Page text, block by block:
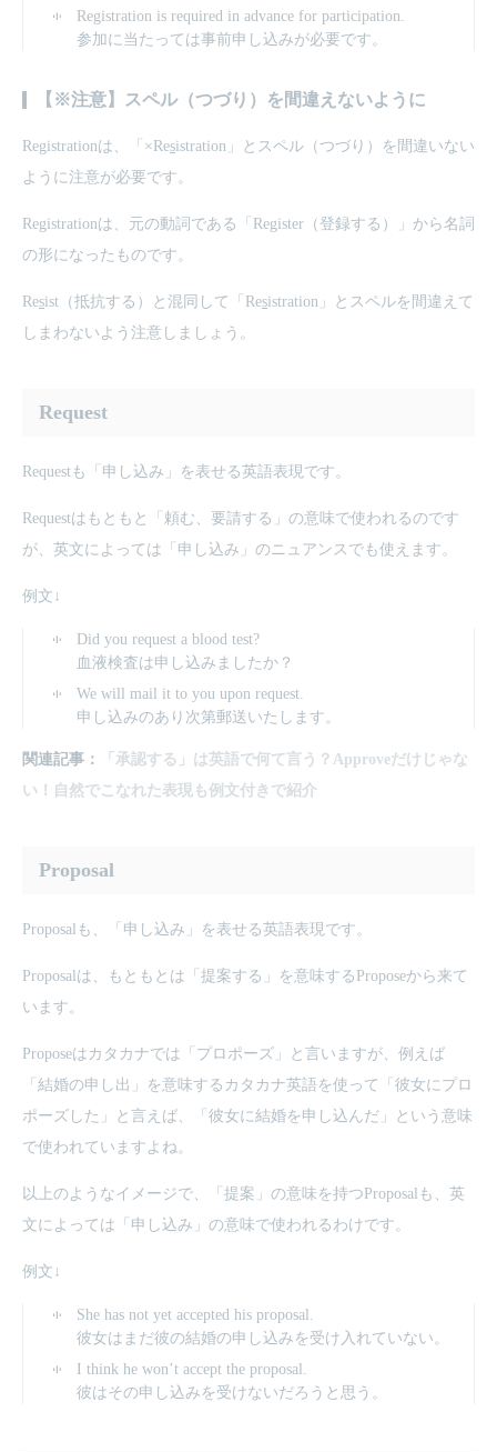
Registration is required in advance for participation.
参加に当たっては事前申し込みが必要です。
【※注意】スペル（つづり）を間違えないように
Registrationは、「×Resistration」とスペル（つづり）を間違いない
ように注意が必要です。
Registrationは、元の動詞である「Register（登録する）」から名詞
の形になったものです。
Resist（抵抗する）と混同して「Resistration」とスペルを間違えて
しまわないよう注意しましょう。
Request
Requestも「申し込み」を表せる英語表現です。
Requestはもともと「頼む、要請する」の意味で使われるのです
が、英文によっては「申し込み」のニュアンスでも使えます。
例文↓
Did you request a blood test?
血液検査は申し込みましたか？
We will mail it to you upon request.
申し込みのあり次第郵送いたします。
関連記事：
「承認する」は英語で何て言う？Approveだけじゃな
い！自然でこなれた表現も例文付きで紹介
Proposal
Proposalも、「申し込み」を表せる英語表現です。
Proposalは、もともとは「提案する」を意味するProposeから来て
います。
Proposeはカタカナでは「プロポーズ」と言いますが、例えば
「結婚の申し出」を意味するカタカナ英語を使って「彼女にプロ
ポーズした」と言えば、「彼女に結婚を申し込んだ」という意味
で使われていますよね。
以上のようなイメージで、「提案」の意味を持つProposalも、英
文によっては「申し込み」の意味で使われるわけです。
例文↓
She has not yet accepted his proposal.
彼女はまだ彼の結婚の申し込みを受け入れていない。
I think he won’t accept the proposal.
彼はその申し込みを受けないだろうと思う。